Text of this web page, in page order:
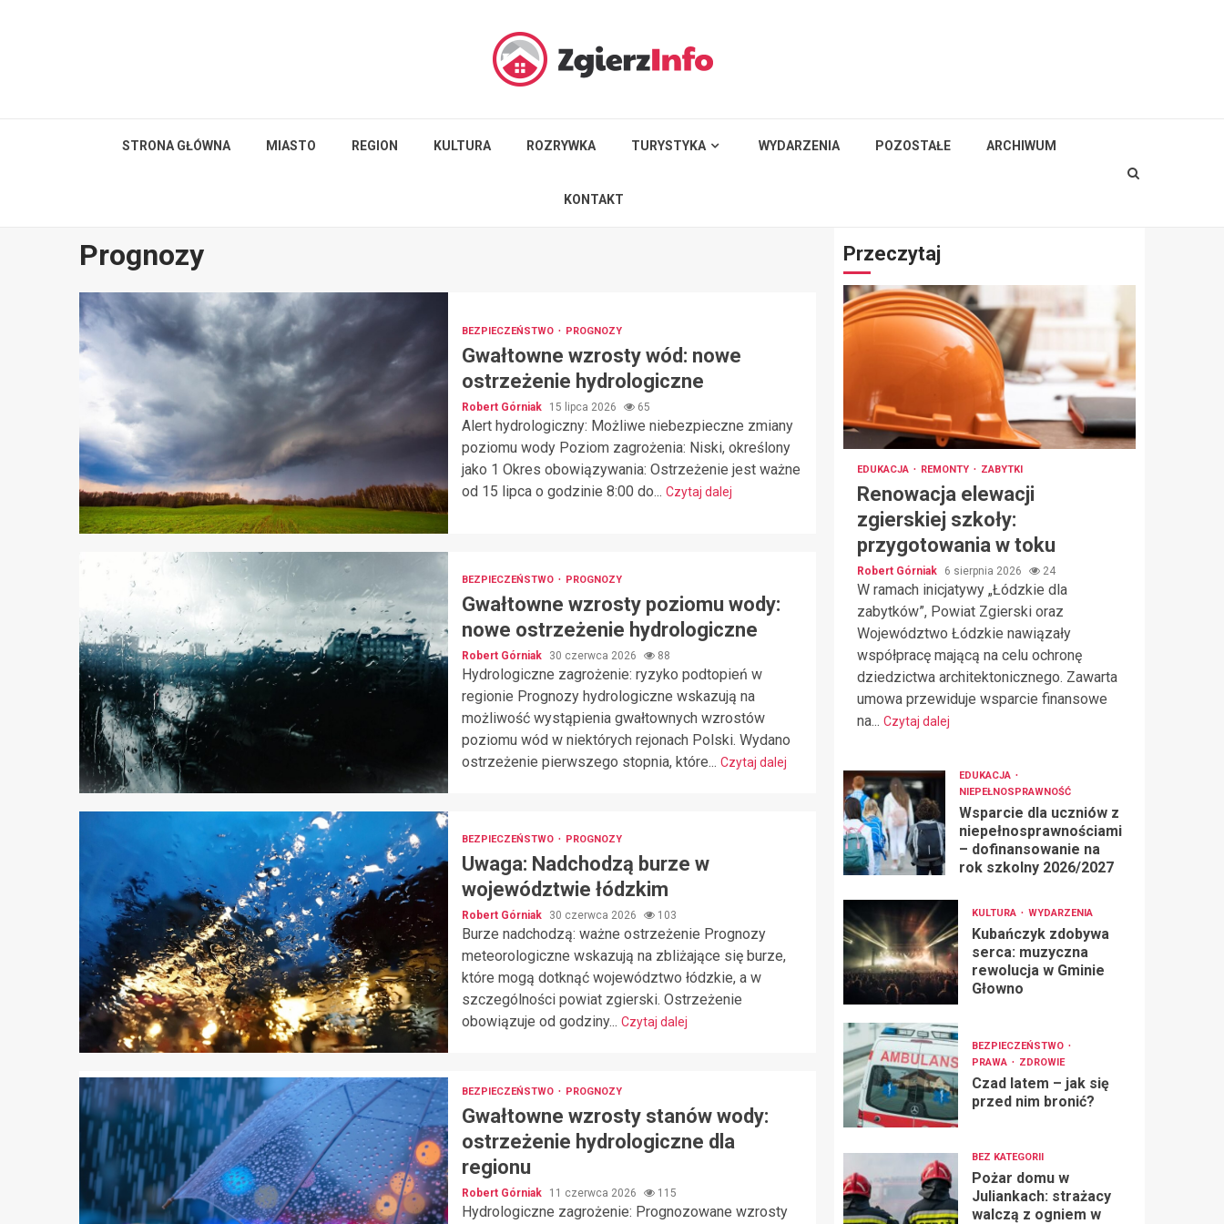
STRONA GŁÓWNA MIASTO REGION KULTURA ROZRYWKA TURYSTYKA WYDARZENIA POZOSTAŁE ARCHIWUM
KONTAKT
Prognozy
BEZPIECZEŃSTWO PROGNOZY
Gwałtowne wzrosty wód: nowe
ostrzeżenie hydrologiczne
Robert Górniak 15 lipca 2026 65
Alert hydrologiczny: Możliwe niebezpieczne zmiany
poziomu wody Poziom zagrożenia: Niski, określony
jako 1 Okres obowiązywania: Ostrzeżenie jest ważne
od 15 lipca o godzinie 8:00 do... Czytaj dalej
BEZPIECZEŃSTWO PROGNOZY
Gwałtowne wzrosty poziomu wody:
nowe ostrzeżenie hydrologiczne
Robert Górniak 30 czerwca 2026 88
Hydrologiczne zagrożenie: ryzyko podtopień w
regionie Prognozy hydrologiczne wskazują na
możliwość wystąpienia gwałtownych wzrostów
poziomu wód w niektórych rejonach Polski. Wydano
ostrzeżenie pierwszego stopnia, które... Czytaj dalej
BEZPIECZEŃSTWO PROGNOZY
Uwaga: Nadchodzą burze w
województwie łódzkim
Robert Górniak 30 czerwca 2026 103
Burze nadchodzą: ważne ostrzeżenie Prognozy
meteorologiczne wskazują na zbliżające się burze,
które mogą dotknąć województwo łódzkie, a w
szczególności powiat zgierski. Ostrzeżenie
obowiązuje od godziny... Czytaj dalej
BEZPIECZEŃSTWO PROGNOZY
Gwałtowne wzrosty stanów wody:
ostrzeżenie hydrologiczne dla
regionu
Robert Górniak 11 czerwca 2026 115
Hydrologiczne zagrożenie: Prognozowane wzrosty
Przeczytaj
EDUKACJA REMONTY ZABYTKI
Renowacja elewacji
zgierskiej szkoły:
przygotowania w toku
Robert Górniak 6 sierpnia 2026 24
W ramach inicjatywy „Łódzkie dla
zabytków”, Powiat Zgierski oraz
Województwo Łódzkie nawiązały
współpracę mającą na celu ochronę
dziedzictwa architektonicznego. Zawarta
umowa przewiduje wsparcie finansowe
na... Czytaj dalej
EDUKACJA
NIEPEŁNOSPRAWNOŚĆ
Wsparcie dla uczniów z
niepełnosprawnościami
– dofinansowanie na
rok szkolny 2026/2027
KULTURA WYDARZENIA
Kubańczyk zdobywa
serca: muzyczna
rewolucja w Gminie
Głowno
BEZPIECZEŃSTWO
PRAWA
ZDROWIE
Czad latem – jak się
przed nim bronić?
BEZ KATEGORII
Pożar domu w
Juliankach: strażacy
walczą z ogniem w